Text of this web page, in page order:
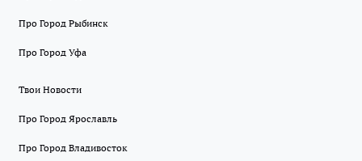
Про Город Рыбинск
Про Город Уфа
Твои Новости
Про Город Ярославль
Про Город Владивосток